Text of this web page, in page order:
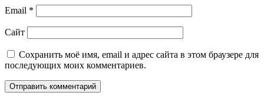
Email *
Сайт
Сохранить моё имя, email и адрес сайта в этом браузере для
последующих моих комментариев.